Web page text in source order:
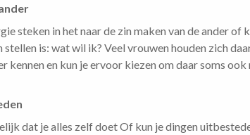
steken in het naar de zin maken van de ander
stellen is: wat wil ik? Veel vrouwen houden zich
kennen en kun je ervoor kiezen om daar soms
dat je alles zelf doet Of kun je dingen